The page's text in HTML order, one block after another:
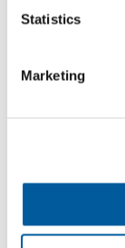
Statistics
Marketing